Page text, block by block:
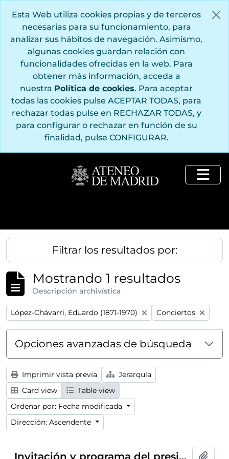
Esta Web utiliza cookies propias y de terceros
necesarias para su funcionamiento, para
analizar sus hábitos de navegación. Asimismo,
algunas cookies guardan relación con
funcionalidades ofrecidas en la web. Para
obtener más información, acceda a
nuestra Política de cookies. Para aceptar
todas las cookies pulse ACEPTAR TODAS, para
rechazar todas pulse en RECHAZAR TODAS, y
para configurar o rechazar en función de su
finalidad, pulse CONFIGURAR.
Filtrar los resultados por:
Mostrando 1 resultados
Descripción archivística
Remove filter:
López-Chávarri, Eduardo (1871-1970) Remove filter:
Conciertos
Opciones avanzadas de búsqueda
Imprimir vista previa
Jerarquía
Card view
Table view
Ordenar por: Fecha modificada
Dirección: Ascendente
Invitación y programa del presidente del Ateneo de Madrid al conferencia-concierto dentro del ciclo